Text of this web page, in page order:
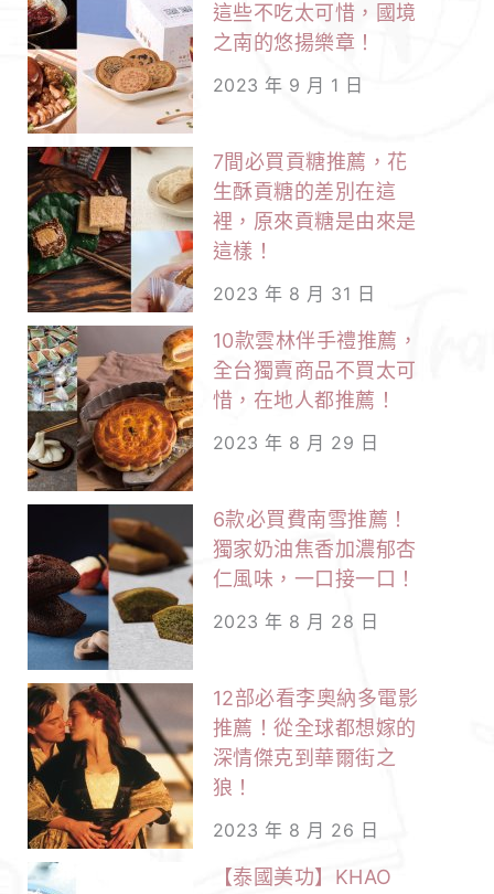
這些不吃太可惜，國境
之南的悠揚樂章！
2023 年 9 月 1 日
7間必買貢糖推薦，花
生酥貢糖的差別在這
裡，原來貢糖是由來是
這樣！
2023 年 8 月 31 日
10款雲林伴手禮推薦，
全台獨賣商品不買太可
惜，在地人都推薦！
2023 年 8 月 29 日
6款必買費南雪推薦！
獨家奶油焦香加濃郁杏
仁風味，一口接一口！
2023 年 8 月 28 日
12部必看李奧納多電影
推薦！從全球都想嫁的
深情傑克到華爾街之
狼！
2023 年 8 月 26 日
【泰國美功】KHAO